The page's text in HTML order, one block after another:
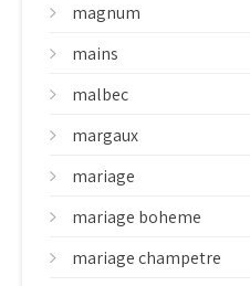
magnum
mains
malbec
margaux
mariage
mariage boheme
mariage champetre